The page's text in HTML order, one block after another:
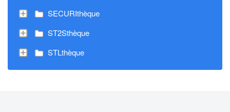
SECURIthèque
ST2Sthèque
STLthèque